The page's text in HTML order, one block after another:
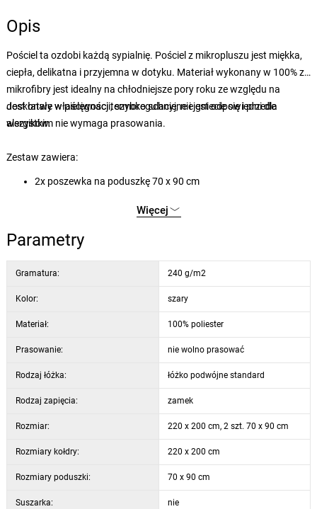
Opis
Pościel ta ozdobi każdą sypialnię. Pościel z mikropluszu jest miękka,
ciepła, delikatna i przyjemna w dotyku. Materiał wykonany w 100% z
mikrofibry jest idealny na chłodniejsze pory roku ze względu na
doskonałe właściwości termoregulacyjne i jest odpowiedni dla
alergików.
Jest łatwy w pielęgnacji, szybko schnie, nie gniecie się i przede
wszystkim nie wymaga prasowania.
Zestaw zawiera:
2x poszewka na poduszkę 70 x 90 cm
Więcej
Parametry
Gramatura: 240 g/m2
Kolor: szary
Materiał: 100% poliester
Prasowanie: nie wolno prasować
Rodzaj łóżka: łóżko podwójne standard
Rodzaj zapięcia: zamek
Rozmiar: 220 x 200 cm, 2 szt. 70 x 90 cm
Rozmiary kołdry: 220 x 200 cm
Rozmiary poduszki: 70 x 90 cm
Suszarka: nie